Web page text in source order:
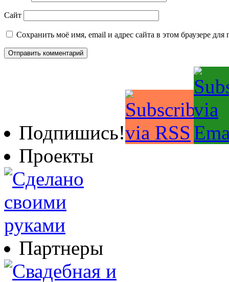
Сайт
Сохранить моё имя, email и адрес сайта в этом браузере
Подпишись!
Проекты
Партнеры